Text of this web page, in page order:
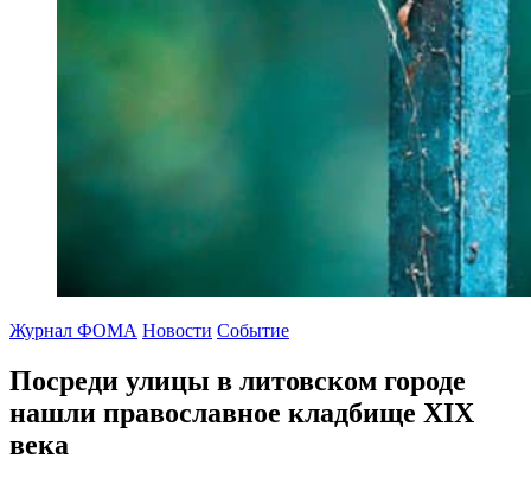
Журнал ФОМА Новости Событие
Посреди улицы в литовском городе
нашли православное кладбище XIX
века